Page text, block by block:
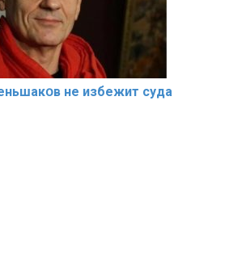
не избeжит cyдa